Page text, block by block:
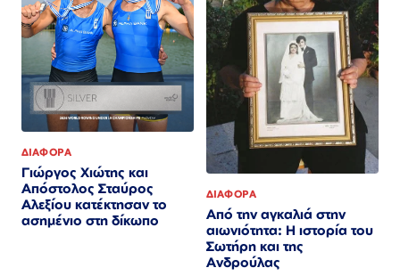
ΔΙΑΦΟΡΑ
Γιώργος Χιώτης και
Απόστολος Σταύρος
Αλεξίου κατέκτησαν το
ασημένιο στη δίκωπο
ΔΙΑΦΟΡΑ
Από την αγκαλιά στην
αιωνιότητα: Η ιστορία του
Σωτήρη και της
Ανδρούλας